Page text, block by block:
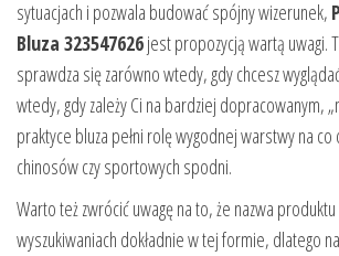
sytuacjach i pozwala budować spójny wizerunek,
Bluza 323547626jest propozycją wartą uwagi.
sprawdza się zarówno wtedy, gdy chcesz
wtedy, gdy zależy Ci na bardziej dopracowanym,
praktyce bluza pełni rolę wygodnej warstwy na
chinosów czy sportowych spodni.
Warto też zwrócić uwagę na to, że nazwa
wyszukiwaniach dokładnie w tej formie, dlatego